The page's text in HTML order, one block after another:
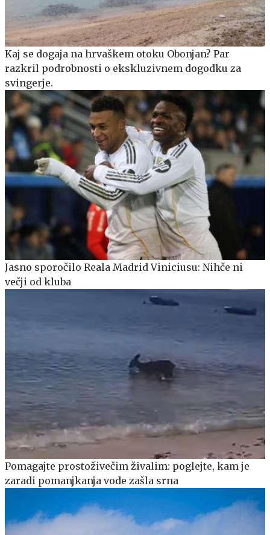
Kaj se dogaja na hrvaškem otoku Obonjan? Par
razkril podrobnosti o ekskluzivnem dogodku za
svingerje.
Jasno sporočilo Reala Madrid Viniciusu: Nihče ni
večji od kluba
Pomagajte prostoživečim živalim: poglejte, kam je
zaradi pomanjkanja vode zašla srna